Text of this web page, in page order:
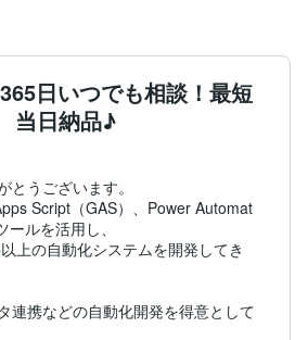
日いつでも相談！最短
当日納品♪
とうございます。
Script（GAS）、Power Automat
ルを活用し、
上の自動化システムを開発してき
連携などの自動化開発を得意として